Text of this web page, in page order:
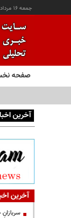
جمعه ۱۶ مرداد ۱۴۰۵
صفحه
آخرین
آخرین